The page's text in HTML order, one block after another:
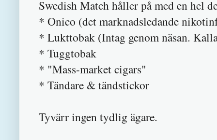
Swedish Match håller på med en hel
* Onico (det marknadsledande
* Lukttobak (Intag genom näsan.
* Tuggtobak
* "Mass-market cigars"
* Tändare & tändstickor
Tyvärr ingen tydlig ägare.